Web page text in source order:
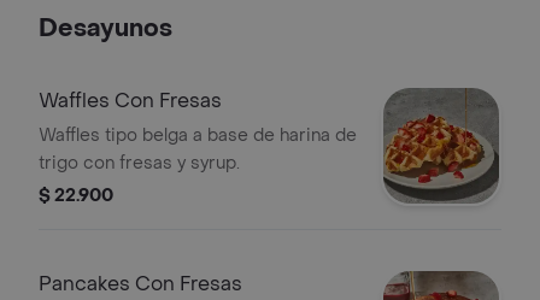
Desayunos
Waffles Con Fresas
Waffles tipo belga a base de harina de
trigo con fresas y syrup.
$ 22.900
Pancakes Con Fresas